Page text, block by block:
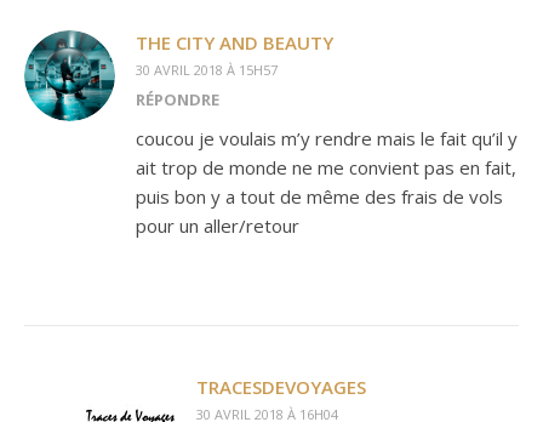
THE CITY AND BEAUTY
30 AVRIL 2018 À 15H57
RÉPONDRE
coucou je voulais m’y rendre mais le fait qu’il y
ait trop de monde ne me convient pas en fait,
puis bon y a tout de même des frais de vols
pour un aller/retour
TRACESDEVOYAGES
30 AVRIL 2018 À 16H04